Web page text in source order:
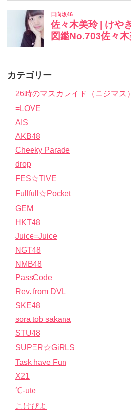
カテゴリー
26時のマスカレイド（ニジマス）
=LOVE
AIS
AKB48
Cheeky Parade
drop
FES☆TIVE
Fullfull☆Pocket
GEM
HKT48
Juice=Juice
NGT48
NMB48
PassCode
Rev. from DVL
SKE48
sora tob sakana
STU48
SUPER☆GiRLS
Task have Fun
X21
℃-ute
こけぴよ